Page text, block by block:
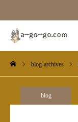
blog-archives
blog
外字一